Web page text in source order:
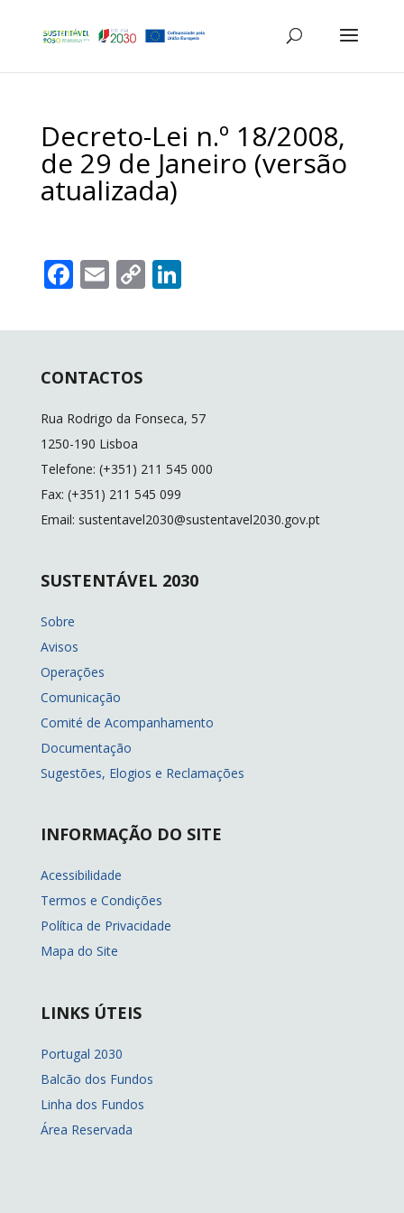
Decreto-Lei n.º 18/2008,
de 29 de Janeiro (versão
atualizada)
F
e
o
o
k
E
ai
C
p
n
Li
k
n
CONTACTOS
Rua Rodrigo da Fonseca, 57
1250-190 Lisboa
Telefone: (+351) 211 545 000
Fax: (+351) 211 545 099
Email: sustentavel2030@sustentavel2030.gov.pt
SUSTENTÁVEL 2030
Sobre
Avisos
Operações
Comunicação
Comité de Acompanhamento
Documentação
Sugestões, Elogios e Reclamações
INFORMAÇÃO DO SITE
Acessibilidade
Termos e Condições
Política de Privacidade
Mapa do Site
LINKS ÚTEIS
Portugal 2030
Balcão dos Fundos
Linha dos Fundos
Área Reservada